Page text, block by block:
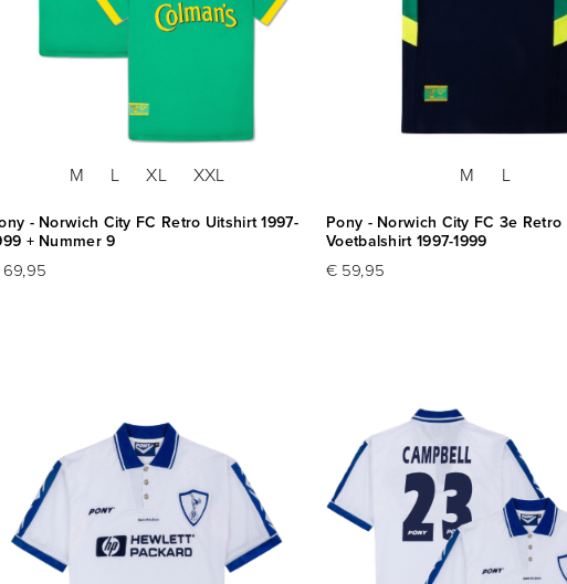
M L XL XXL
- Norwich City FC Retro Uitshirt 1997-
+ Nummer 9
M L
Pony - Norwich City FC 3e Retro
Voetbalshirt 1997-1999
€ 59,95